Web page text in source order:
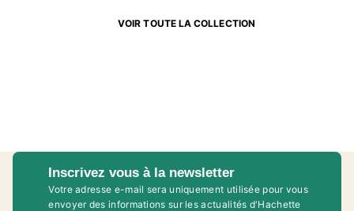
VOIR TOUTE LA COLLECTION
Inscrivez vous à la newsletter
Votre adresse e-mail sera uniquement utilisée pour vous
envoyer des informations sur les actualités d'Hachette